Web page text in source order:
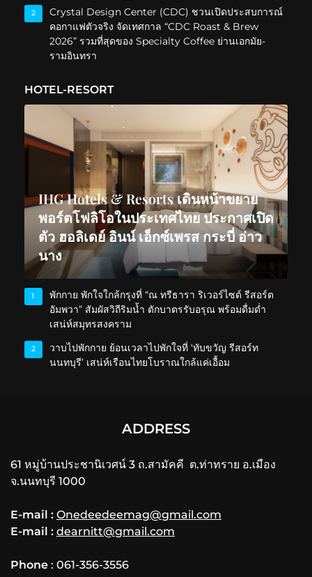
2
Crystal Design Center (CDC) ชวนเปิดประสบการณ์
คอกาแฟตัวจริง จัดเทศกาล “CDC Roast & Brew
2026” รวมที่สุดของ Specialty Coffee ย่านเอกมัย-
รามอินทรา
HOTEL-RESORT
IHG Hotels & Resorts เดินหน้าขยาย
พอร์ตโฟลิโอในประเทศไทย ประกาศเปิด
ตัว ฮอลิเดย์ อินน์ เอ็กซ์เพรส กระบี่ อ่าว
นาง
1
พักกาย พักใจใกล้กรุงที่ “ณ ทรีธารา ริเวอร์ไซด์ รีสอร์ต
อัมพวา” สัมผัสวิถีริมน้ำ ตักบาตรรับอรุณ พร้อมดื่มด่ำ
เสน่ห์สมุทรสงคราม
2
วาบไปพักกาย ย้อนเวลาไปพักใจที่ ‘ทับขวัญ รีสอร์ท
นนทบุรี’ เสน่ห์เรือนไทยโบราณใกล้แค่เอื้อม
ADDRESS
61 หมู่บ้านประชานิเวศน์ 3 ถ.สามัคคี ต.ท่าทราย อ.เมือง
จ.นนทบุรี 1000
E-mail : Onedeedeemag@gmail.com
E-mail : dearnitt@gmail.com
Phone : 061-356-3556